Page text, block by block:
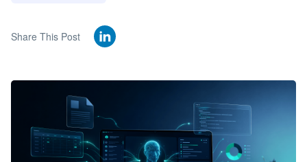
Share This Post